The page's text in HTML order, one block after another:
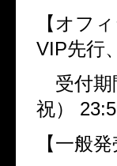
【オフ
VIP先行、
受付期
祝）
【一般